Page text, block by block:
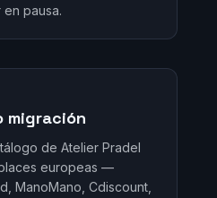
en pausa.
migración
de Atelier Pradel
europeas —
ManoMano, Cdiscount,